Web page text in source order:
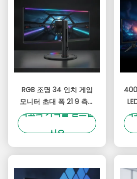
RGB 조명 34 인치 게임
모니터 초대 폭 21 9 측면
비율 조정 가능한 브래킷
최고의 가격을 얻으십
시오
럼
최